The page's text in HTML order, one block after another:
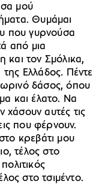
μού
Θυμάμαι
που γυρνούσα
από μια
τον Σμόλικα,
Ελλάδος. Πέντε
δάσος, όπου
και έλατο. Να
χάσουν αυτές τις
που φέρνουν.
κρεβάτι μου
τέλος στο
στο τσιμέντο.